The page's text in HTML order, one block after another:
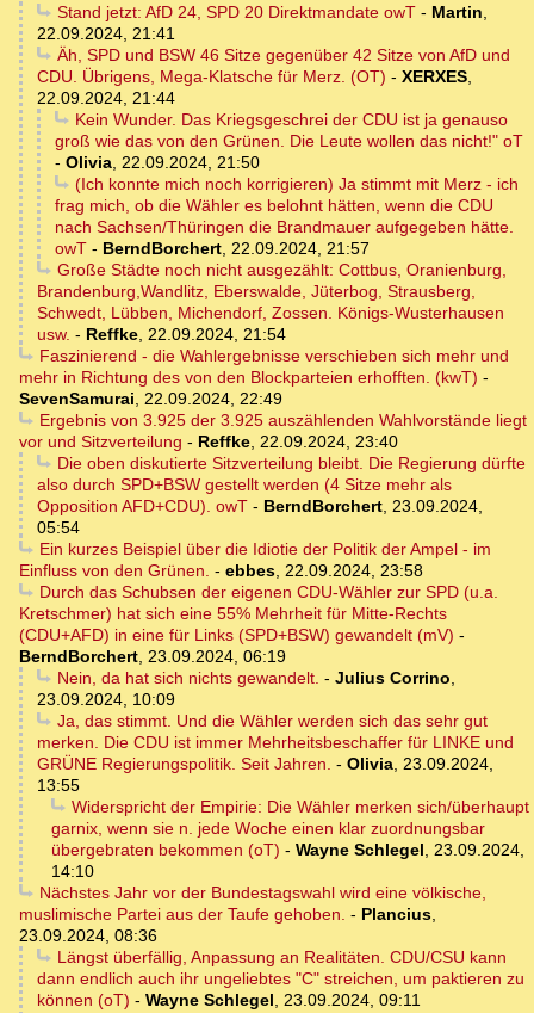
Stand jetzt: AfD 24, SPD 20 Direktmandate owT- Martin,
22.09.2024, 21:41
Äh, SPD und BSW 46 Sitze gegenüber 42 Sitze von AfD und
CDU. Übrigens, Mega-Klatsche für Merz. (OT) - XERXES,
22.09.2024, 21:44
Kein Wunder. Das Kriegsgeschrei der CDU ist ja genauso
groß wie das von den Grünen. Die Leute wollen das nicht!" oT
- Olivia, 22.09.2024, 21:50
(Ich konnte mich noch korrigieren) Ja stimmt mit Merz - ich
frag mich, ob die Wähler es belohnt hätten, wenn die CDU
nach Sachsen/Thüringen die Brandmauer aufgegeben hätte.
owT - BerndBorchert, 22.09.2024, 21:57
Große Städte noch nicht ausgezählt: Cottbus, Oranienburg,
Brandenburg,Wandlitz, Eberswalde, Jüterbog, Strausberg,
Schwedt, Lübben, Michendorf, Zossen. Königs-Wusterhausen
usw. - Reffke, 22.09.2024, 21:54
Faszinierend - die Wahlergebnisse verschieben sich mehr und
mehr in Richtung des von den Blockparteien erhofften. (kwT) -
SevenSamurai, 22.09.2024, 22:49
Ergebnis von 3.925 der 3.925 auszählenden Wahlvorstände liegt
vor und Sitzverteilung - Reffke, 22.09.2024, 23:40
Die oben diskutierte Sitzverteilung bleibt. Die Regierung dürfte
also durch SPD+BSW gestellt werden (4 Sitze mehr als
Opposition AFD+CDU). owT - BerndBorchert, 23.09.2024,
05:54
Ein kurzes Beispiel über die Idiotie der Politik der Ampel - im
Einfluss von den Grünen. - ebbes, 22.09.2024, 23:58
Durch das Schubsen der eigenen CDU-Wähler zur SPD (u.a.
Kretschmer) hat sich eine 55% Mehrheit für Mitte-Rechts
(CDU+AFD) in eine für Links (SPD+BSW) gewandelt (mV) -
BerndBorchert, 23.09.2024, 06:19
Nein, da hat sich nichts gewandelt. - Julius Corrino,
23.09.2024, 10:09
Ja, das stimmt. Und die Wähler werden sich das sehr gut
merken. Die CDU ist immer Mehrheitsbeschaffer für LINKE und
GRÜNE Regierungspolitik. Seit Jahren. - Olivia, 23.09.2024,
13:55
Widerspricht der Empirie: Die Wähler merken sich/überhaupt
garnix, wenn sie n. jede Woche einen klar zuordnungsbar
übergebraten bekommen (oT) - Wayne Schlegel, 23.09.2024,
14:10
Nächstes Jahr vor der Bundestagswahl wird eine völkische,
muslimische Partei aus der Taufe gehoben. - Plancius,
23.09.2024, 08:36
Längst überfällig, Anpassung an Realitäten. CDU/CSU kann
dann endlich auch ihr ungeliebtes "C" streichen, um paktieren zu
können (oT) - Wayne Schlegel, 23.09.2024, 09:11